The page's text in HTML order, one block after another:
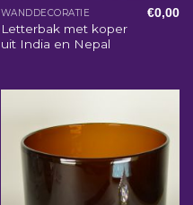
WANDDECORATIE
Letterbak met koper
uit India en Nepal
€0,00